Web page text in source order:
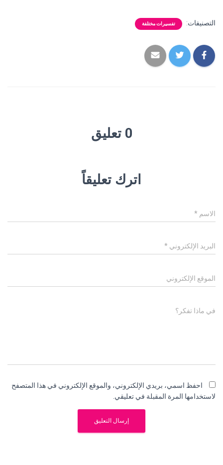
التصنيفات: تفسيرات مختلفة
0 تعليق
اترك تعليقاً
الاسم *
البريد الإلكتروني *
الموقع الإلكتروني
في ماذا تفكر؟
احفظ اسمي، بريدي الإلكتروني، والموقع الإلكتروني في هذا المتصفح
لاستخدامها المرة المقبلة في تعليقي.